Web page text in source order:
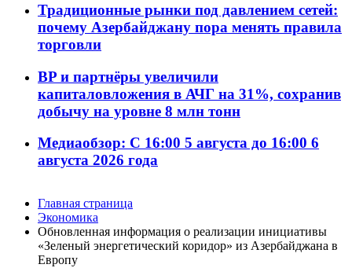
Традиционные рынки под давлением сетей:
почему Азербайджану пора менять правила
торговли
BP и партнёры увеличили
капиталовложения в АЧГ на 31%, сохранив
добычу на уровне 8 млн тонн
Медиаобзор: С 16:00 5 августа до 16:00 6
августа 2026 года
Главная страница
Экономика
Обновленная информация о реализации инициативы
«Зеленый энергетический коридор» из Азербайджана в
Европу